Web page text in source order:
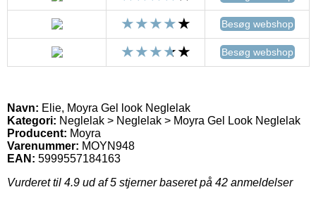
Besøg webshop
Besøg webshop
Navn: Elie, Moyra Gel look Neglelak
Kategori: Neglelak > Neglelak > Moyra Gel Look Neglelak
Producent: Moyra
Varenummer: MOYN948
EAN: 5999557184163
Vurderet til 4.9 ud af 5 stjerner baseret på 42 anmeldelser